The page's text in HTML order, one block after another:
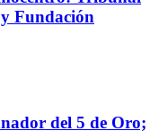
Fundación
del 5 de Oro;